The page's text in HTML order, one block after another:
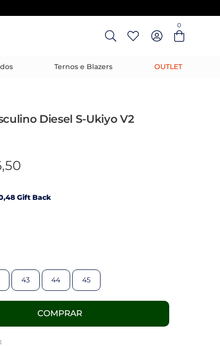
Entre com email ou cpf/cnpj
0
Ternos e Blazers OUTLET
Diesel S-Ukiyo V2
Gift Back
43 44 45
COMPRAR